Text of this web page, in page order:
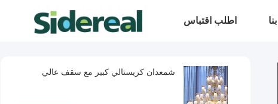
اطلب اقتباس
شمعدان كريستالي كبير مع سقف عالي